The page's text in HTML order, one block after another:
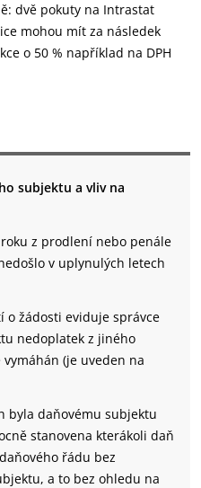
dvě pokuty na Intrastat
mohou mít za následek
o 50 % například na DPH
subjektu a vliv na
z prodlení nebo penále
v uplynulých letech
o žádosti eviduje správce
nedoplatek z jiného
(je uveden na
byla daňovému subjektu
stanovena kterákoli daň
řádu bez
a to bez ohledu na